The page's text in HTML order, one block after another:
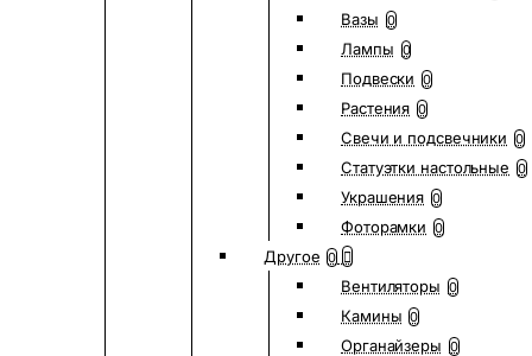
Вазы 0
Лампы 0
Подвески 0
Растения 0
Свечи и подсвечники 0
Статуэтки настольные 0
Украшения 0
Фоторамки 0
Другое 0
Вентиляторы 0
Камины 0
Органайзеры 0